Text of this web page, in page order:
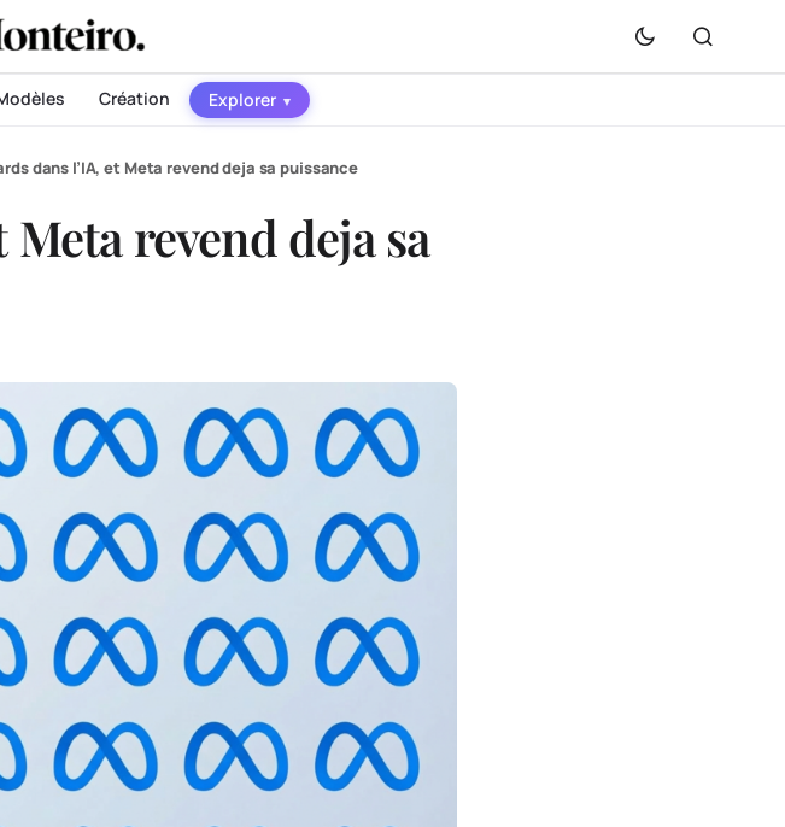
Création Explorer ▾
dans l’IA, et Meta revend deja sa puissance
revend deja sa